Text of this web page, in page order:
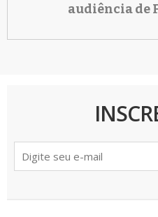
audiência de